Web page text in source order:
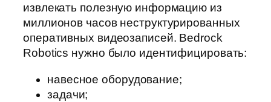
извлекать полезную информацию из
миллионов часов неструктурированных
оперативных видеозаписей. Bedrock
Robotics нужно было идентифицировать:
навесное оборудование;
задачи;